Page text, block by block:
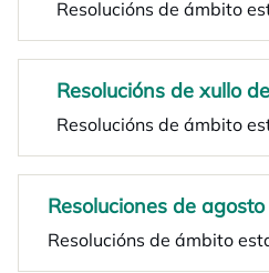
Resolucións de ámbito
Resolucións de xullo
Resolucións de ámbito
Resoluciones de
Resolucións de ámbito